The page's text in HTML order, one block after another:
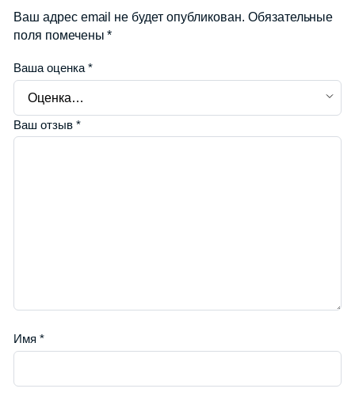
Ваш адрес email не будет опубликован. Обязательные
поля помечены*
Ваша оценка *
Ваш отзыв *
Имя *